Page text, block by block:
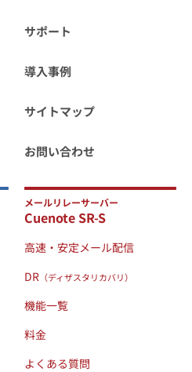
サポート
導入事例
サイトマップ
お問い合わせ
メールリレーサーバー
Cuenote SR-S
高速・安定メール配信
DR （ディザスタリカバリ）
機能一覧
料金
よくある質問